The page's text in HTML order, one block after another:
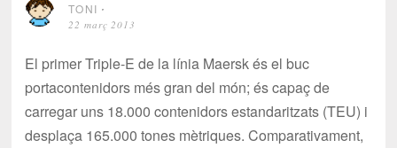
TONI ⋅
22 març 2013
El primer Triple-E de la línia Maersk és el buc
portacontenidors més gran del món; és capaç de
carregar uns 18.000 contenidors estandaritzats (TEU) i
desplaça 165.000 tones mètriques. Comparativament,